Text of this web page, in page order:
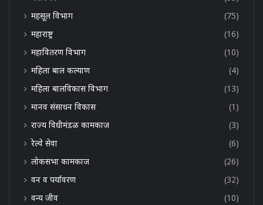
महसूल विभाग
(75)
महाराष्ट्र
(16)
महावितरण विभाग
(10)
महिला बाल कल्याण
(4)
महिला बालविकास विभाग
(13)
मानव संसाधन विकास
(1)
राज्य विधीमंडळ कामकाज
(3)
रेल्वे सेवा
(6)
लोकसभा कामकाज
(26)
वन व पर्यावरण
(32)
वन्य जीव
(10)